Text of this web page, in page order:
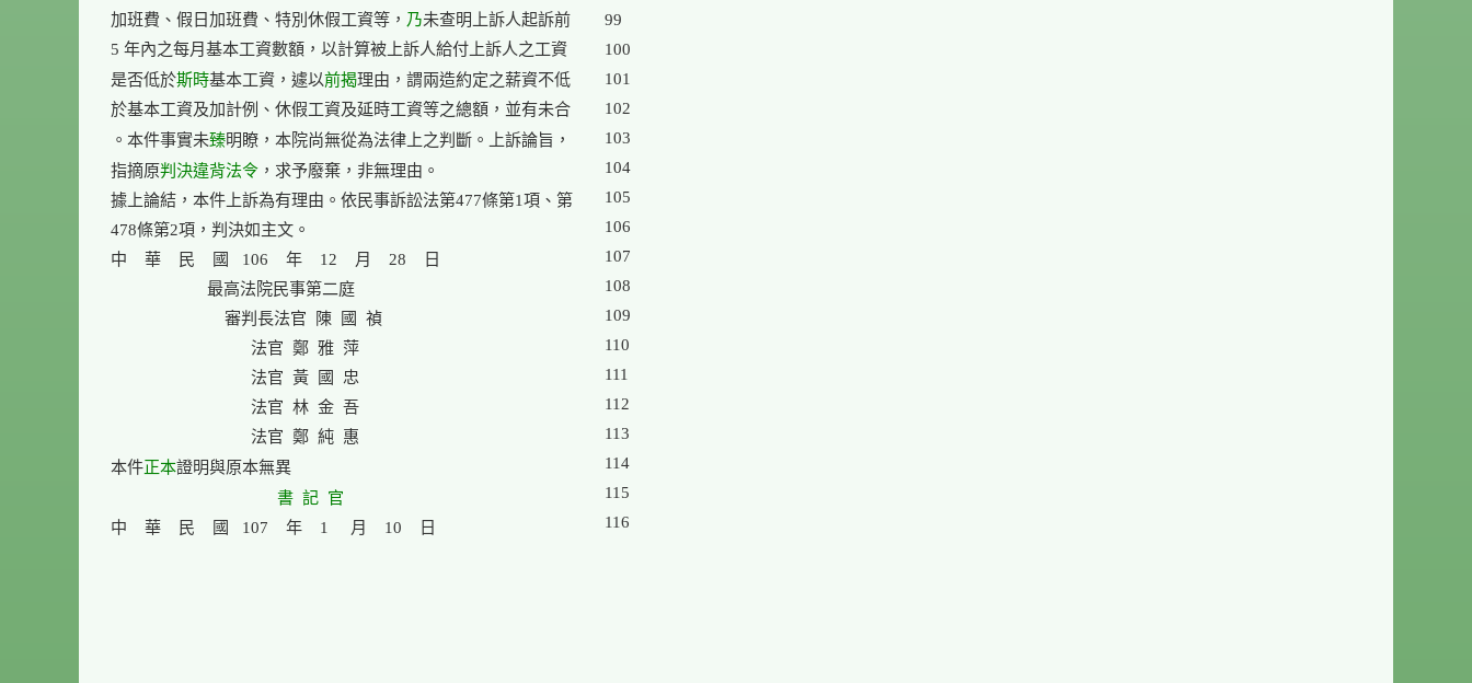
加班費、假日加班費、特別休假工資等， 乃未查明上訴人起訴前
5 年內之每月基本工資數額，以計算被上訴人給付上訴人之工資
是否低於斯時基本工資，遽以前揭理由，謂兩造約定之薪資不低
於基本工資及加計例、休假工資及延時工資等之總額，並有未合
。本件事實未臻明瞭，本院尚無從為法律上之判斷。上訴論旨，
指摘原判決違背法令，求予廢棄，非無理由。
據上論結，本件上訴為有理由。依民事訴訟法第477條第1項、第
478條第2項，判決如主文。
中    華    民    國   106    年    12    月    28    日
                      最高法院民事第二庭
                          審判長法官  陳  國  禎
                                法官  鄭  雅  萍
                                法官  黃  國  忠
                                法官  林  金  吾
                                法官  鄭  純  惠
本件正本證明與原本無異
書  記  官
中    華    民    國   107    年    1     月    10    日
99
100
101
102
103
104
105
106
107
108
109
110
111
112
113
114
115